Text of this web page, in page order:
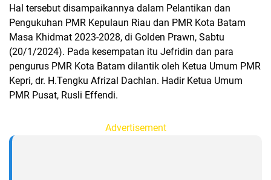
Hal tersebut disampaikannya dalam Pelantikan dan
Pengukuhan PMR Kepulaun Riau dan PMR Kota Batam
Masa Khidmat 2023-2028, di Golden Prawn, Sabtu
(20/1/2024). Pada kesempatan itu Jefridin dan para
pengurus PMR Kota Batam dilantik oleh Ketua Umum PMR
Kepri, dr. H.Tengku Afrizal Dachlan. Hadir Ketua Umum
PMR Pusat, Rusli Effendi.
Advertisement